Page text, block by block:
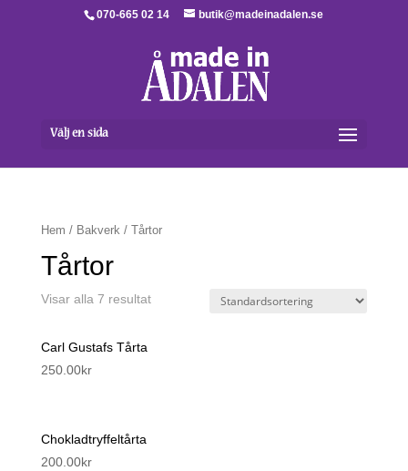
070-665 02 14 butik@madeinadalen.se
Välj en sida
Hem / Bakverk/ Tårtor
Tårtor
Visar alla 7 resultat
Carl Gustafs Tårta
250.00kr
Chokladtryffeltårta
200.00kr